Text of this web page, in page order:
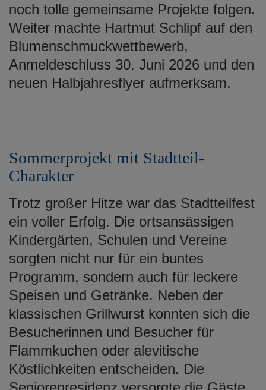
noch tolle gemeinsame Projekte folgen.
Weiter machte Hartmut Schlipf auf den
Blumenschmuckwettbewerb,
Anmeldeschluss 30. Juni 2026 und den
neuen Halbjahresflyer aufmerksam.
Sommerprojekt mit Stadtteil-
Charakter
Trotz großer Hitze war das Stadtteilfest
ein voller Erfolg. Die ortsansässigen
Kindergärten, Schulen und Vereine
sorgten nicht nur für ein buntes
Programm, sondern auch für leckere
Speisen und Getränke. Neben der
klassischen Grillwurst konnten sich die
Besucherinnen und Besucher für
Flammkuchen oder alevitische
Köstlichkeiten entscheiden. Die